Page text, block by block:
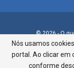
© 2026 - O
Infonet - Rua
Aracaju-SE, CEP
Nós usamos
portal. Ao clicar em
conforme